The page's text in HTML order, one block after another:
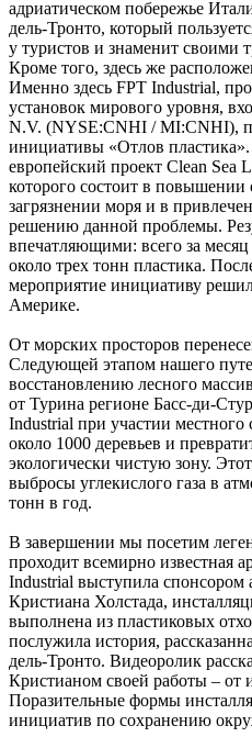
адриатическом побережье
дель-Тронто, который
у туристов и знаменит своими
Кроме того, здесь же
Именно здесь FPT Industrial,
установок мирового уровня,
N.V. (NYSE:CNHI / MI:CNHI),
инициативы «Отлов
европейский проект Clean Sea
которого состоит в повышении
загрязнении моря и в
решению данной проблемы.
впечатляющими: всего за
около трех тонн пластика.
мероприятие инициативу
Америке.
От морских просторов
Следующей этапом нашего
восстановлению лесного
от Турина регионе Басс-ди-
Industrial при участии
около 1000 деревьев и
экологически чистую зону.
выбросы углекислого газа в
тонн в год.
В завершении мы посетим
проходит всемирно известная
Industrial выступила спонсором
Кристиана Холстада,
выполнена из пластиковых
послужила история,
дель-Тронто. Видеоролик
Кристианом своей работы – от
Поразительные формы
инициатив по сохранению